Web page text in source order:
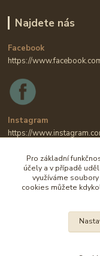
Najdete nás
Facebook
https://
Instagram
https://
Pro základní
účely a v případě
využíváme
cookies můžete